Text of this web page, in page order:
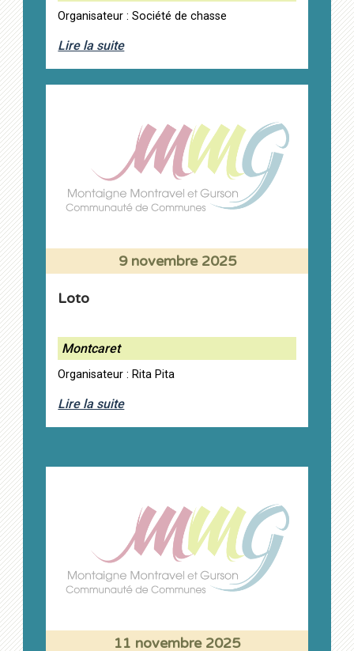
Organisateur : Société de chasse
Lire la suite
9 novembre 2025
Loto
Montcaret
Organisateur : Rita Pita
Lire la suite
11 novembre 2025